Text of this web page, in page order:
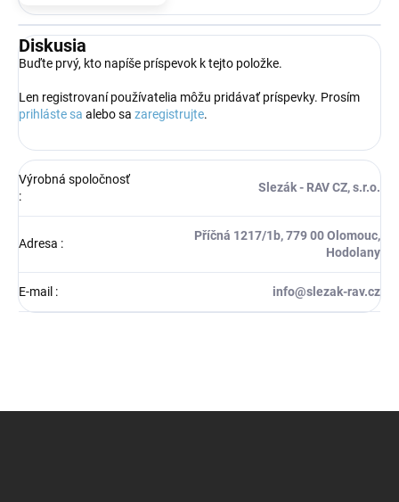
Diskusia
Buďte prvý, kto napíše príspevok k tejto položke.
Len registrovaní používatelia môžu pridávať príspevky. Prosím
prihláste sa alebo sa zaregistrujte.
Výrobná spoločnosť
:
Slezák - RAV CZ, s.r.o.
Adresa :
Příčná 1217/1b, 779 00 Olomouc,
Hodolany
E-mail : info@slezak-rav.cz